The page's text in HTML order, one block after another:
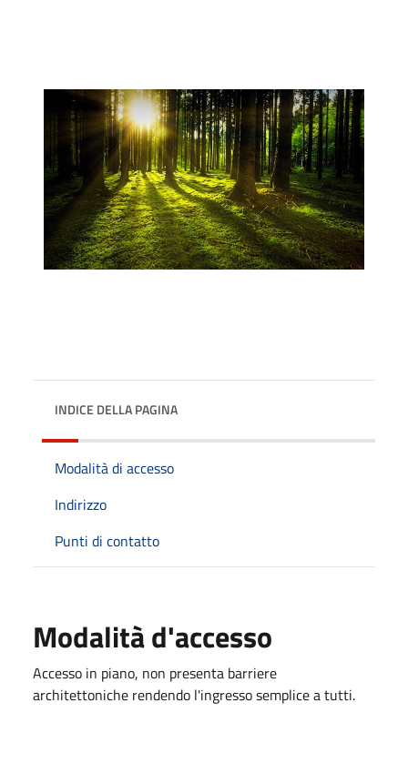
INDICE DELLA PAGINA
Modalità di accesso
Indirizzo
Punti di contatto
Modalità d'accesso
Accesso in piano, non presenta barriere
architettoniche rendendo l'ingresso semplice a tutti.